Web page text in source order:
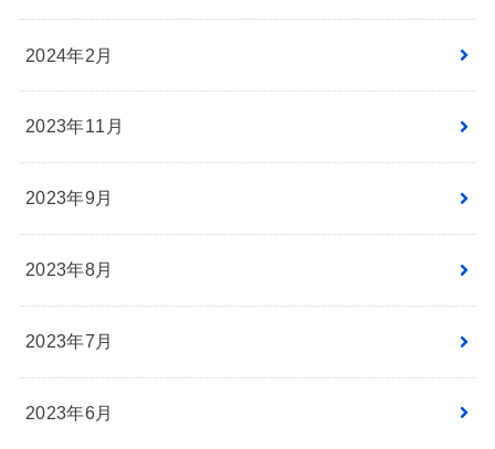
2024年2月
2023年11月
2023年9月
2023年8月
2023年7月
2023年6月